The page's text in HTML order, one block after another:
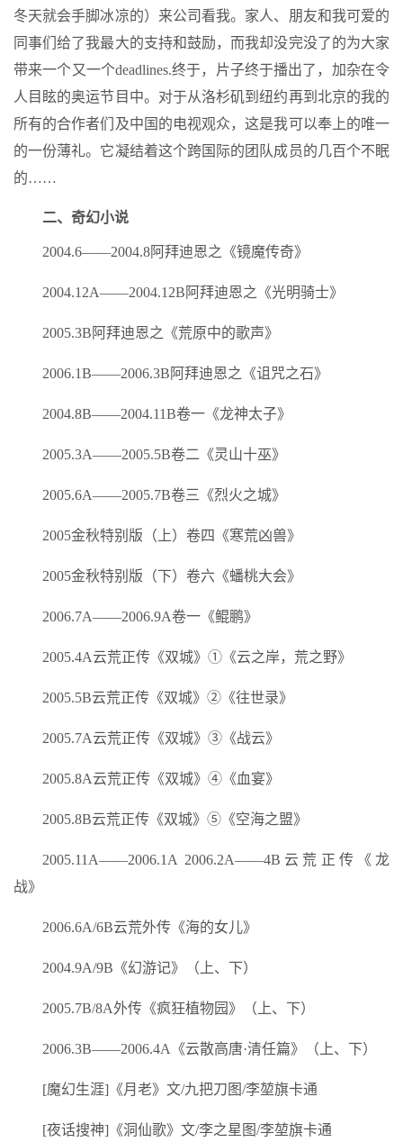
冬天就会手脚冰凉的）来公司看我。家人、朋友和我可爱的
同事们给了我最大的支持和鼓励，而我却没完没了的为大家
带来一个又一个deadlines.终于，片子终于播出了，加杂在令
人目眩的奥运节目中。对于从洛杉矶到纽约再到北京的我的
所有的合作者们及中国的电视观众，这是我可以奉上的唯一
的一份薄礼。它凝结着这个跨国际的团队成员的几百个不眠
的……
二、奇幻小说
2004.6——2004.8阿拜迪恩之《镜魔传奇》
2004.12A——2004.12B阿拜迪恩之《光明骑士》
2005.3B阿拜迪恩之《荒原中的歌声》
2006.1B——2006.3B阿拜迪恩之《诅咒之石》
2004.8B——2004.11B卷一《龙神太子》
2005.3A——2005.5B卷二《灵山十巫》
2005.6A——2005.7B卷三《烈火之城》
2005金秋特别版（上）卷四《寒荒凶兽》
2005金秋特别版（下）卷六《蟠桃大会》
2006.7A——2006.9A卷一《鲲鹏》
2005.4A云荒正传《双城》①《云之岸，荒之野》
2005.5B云荒正传《双城》②《往世录》
2005.7A云荒正传《双城》③《战云》
2005.8A云荒正传《双城》④《血宴》
2005.8B云荒正传《双城》⑤《空海之盟》
2005.11A——2006.1A 2006.2A——4B云荒正传《龙
战》
2006.6A/6B云荒外传《海的女儿》
2004.9A/9B《幻游记》（上、下）
2005.7B/8A外传《疯狂植物园》（上、下）
2006.3B——2006.4A《云散高唐·清任篇》（上、下）
[魔幻生涯]《月老》文/九把刀图/李堃旗卡通
[夜话搜神]《洞仙歌》文/李之星图/李堃旗卡通